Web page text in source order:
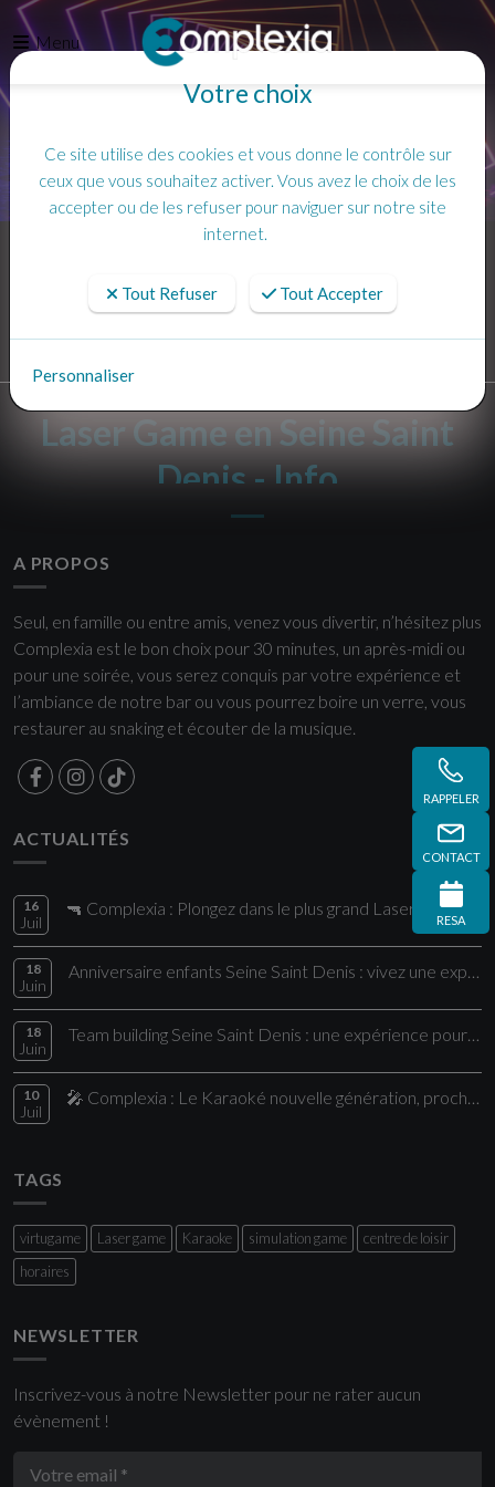
Menu
RAPPELER
CONTACT
RESA
Laser Game en Seine Saint
Denis - Info
A PROPOS
Seul, en famille ou entre amis, venez vous divertir, n’hésitez plus
Complexia est le bon choix pour 30 minutes, un après-midi ou
pour une soirée, vous serez conquis par votre expérience et
l’ambiance de notre bar ou vous pourrez boire un verre, vous
restaurer au snaking et écouter de la musique.
ACTUALITÉS
16
Juil
18
Juin
Anniversaire enfants Seine Saint Denis : vivez une expérience unique chez Comple
18
Juin
Team building Seine Saint Denis : une expérience pour vos collaborateurs
10
Juil
🎤 Complexia : Le Karaoké nouvelle génération, proche de Paris
TAGS
virtugame Laser game Karaoke simulation game
centre de loisir
horaires
NEWSLETTER
Inscrivez-vous à notre Newsletter pour ne rater aucun
évènement !
Votre choix
Ce site utilise des cookies et vous donne le contrôle sur
ceux que vous souhaitez activer. Vous avez le choix de les
accepter ou de les refuser pour naviguer sur notre site
internet.
Tout Refuser Tout Accepter
Personnaliser